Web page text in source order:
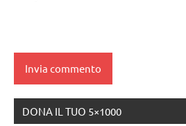
DONA IL TUO 5×1000